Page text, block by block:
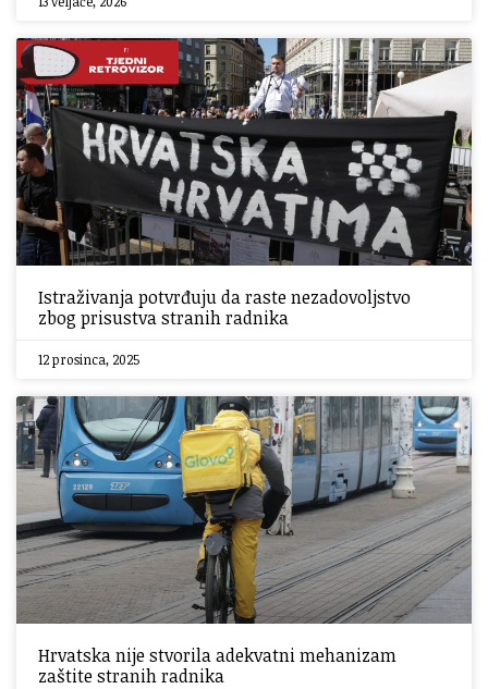
Istraživanja potvrđuju da raste nezadovoljstvo
zbog prisustva stranih radnika
12 prosinca, 2025
Hrvatska nije stvorila adekvatni mehanizam
zaštite stranih radnika